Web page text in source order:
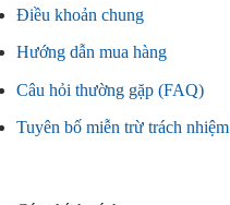
Điều khoản chung
Hướng dẫn mua hàng
Câu hỏi thường gặp (FAQ)
Tuyên bố miễn trừ trách nhiệm